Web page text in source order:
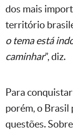
dos mais
território
o tema está
caminhar”, diz.
Para
porém, o Brasil
questões.